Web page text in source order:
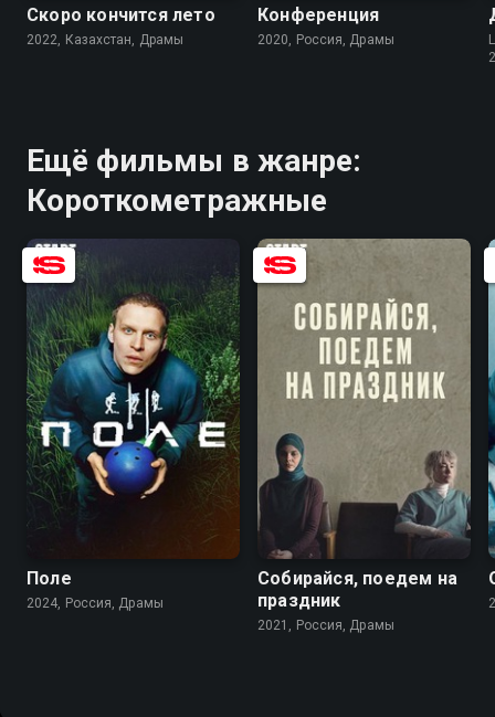
Скоро кончится лето
2022, Казахстан, Драмы
Конференция
2020, Россия, Драмы
Ещё фильмы в жанре:
Короткометражные
6.1
Поле
2024, Россия, Драмы
5.4
Собирайся, поедем на
праздник
2021, Россия, Драмы